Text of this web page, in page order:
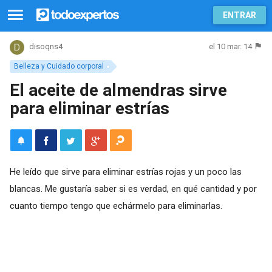
ENTRAR
Belleza y Cuidado corporal
disoqns4 el 10 mar. 14
El aceite de almendras sirve
para eliminar estrías
He leído que sirve para eliminar estrías rojas y un poco las
blancas. Me gustaría saber si es verdad, en qué cantidad y por
cuanto tiempo tengo que echármelo para eliminarlas.